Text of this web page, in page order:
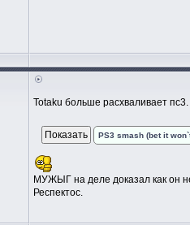
Totaku больше расхваливает
PS3 smash (bet it
МУЖЫГ на деле доказал как он
Респектос.